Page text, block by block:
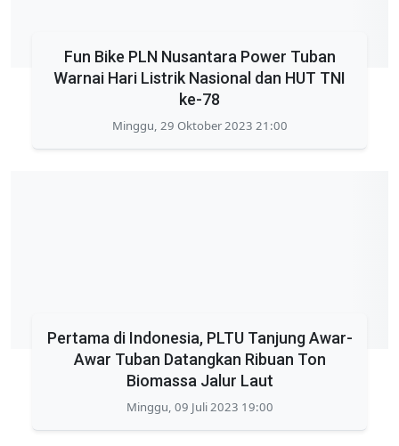
Fun Bike PLN Nusantara Power Tuban
Warnai Hari Listrik Nasional dan HUT TNI
ke-78
Minggu, 29 Oktober 2023 21:00
Pertama di Indonesia, PLTU Tanjung Awar-
Awar Tuban Datangkan Ribuan Ton
Biomassa Jalur Laut
Minggu, 09 Juli 2023 19:00